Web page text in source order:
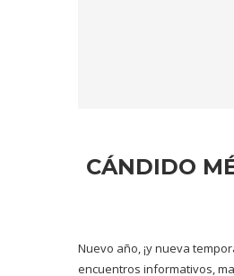
CÁNDIDO
Nuevo año, ¡y nueva
encuentros informativos,